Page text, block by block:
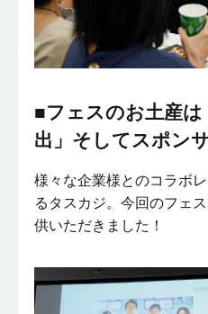
■フェスのお土産は
出」そしてスポン
様々な企業様とのコラボ
るタスカジ。今回のフェ
供いただきました！